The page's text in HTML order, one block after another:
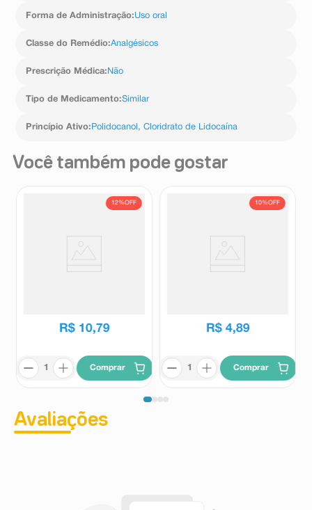
Forma de Administração:Uso oral
Classe do Remédio:Analgésicos
Prescrição Médica: Não
Tipo de Medicamento:Similar
Princípio Ativo: Polidocanol ,Cloridrato de Lidocaína
Você também pode gostar
12%OFF
R$ 10,79
Comprar
10%OFF
R$ 4,89
Comprar
Avaliações